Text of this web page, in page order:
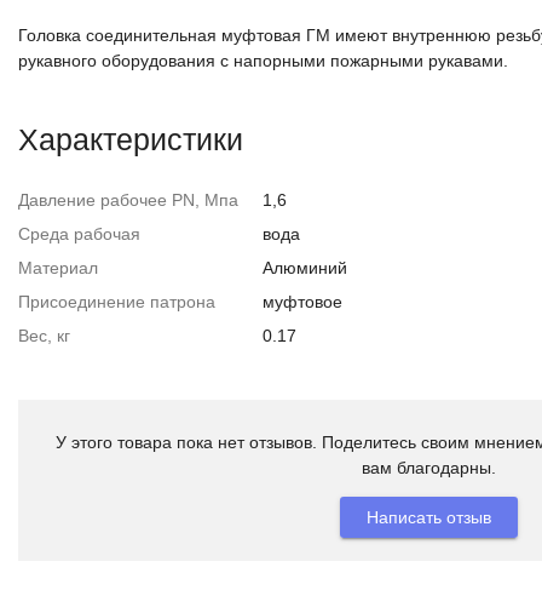
Головка соединительная муфтовая ГМ имеют внутреннюю
рукавного оборудования с напорными пожарными рукавами.
Характеристики
Давление рабочее PN, Мпа
1,6
Среда рабочая
вода
Материал
Алюминий
Присоединение патрона
муфтовое
Вес, кг
0.17
У этого товара пока нет отзывов. Поделитесь своим
вам благодарны.
Написать отзыв